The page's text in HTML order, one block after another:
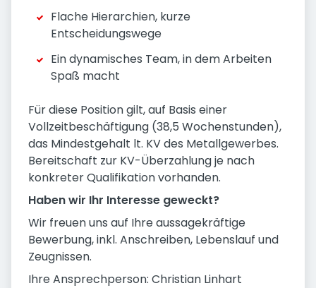
Flache Hierarchien, kurze
Entscheidungswege
Ein dynamisches Team, in dem Arbeiten
Spaß macht
Für diese Position gilt, auf Basis einer
Vollzeitbeschäftigung (38,5 Wochenstunden),
das Mindestgehalt lt. KV des Metallgewerbes.
Bereitschaft zur KV-Überzahlung je nach
konkreter Qualifikation vorhanden.
Haben wir Ihr Interesse geweckt?
Wir freuen uns auf Ihre aussagekräftige
Bewerbung, inkl. Anschreiben, Lebenslauf und
Zeugnissen.
Ihre Ansprechperson: Christian Linhart